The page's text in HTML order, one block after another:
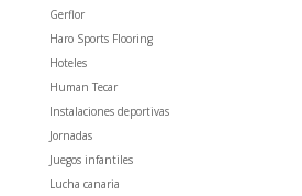
Gerflor
Haro Sports Flooring
Hoteles
Human Tecar
Instalaciones deportivas
Jornadas
Juegos infantiles
Lucha canaria